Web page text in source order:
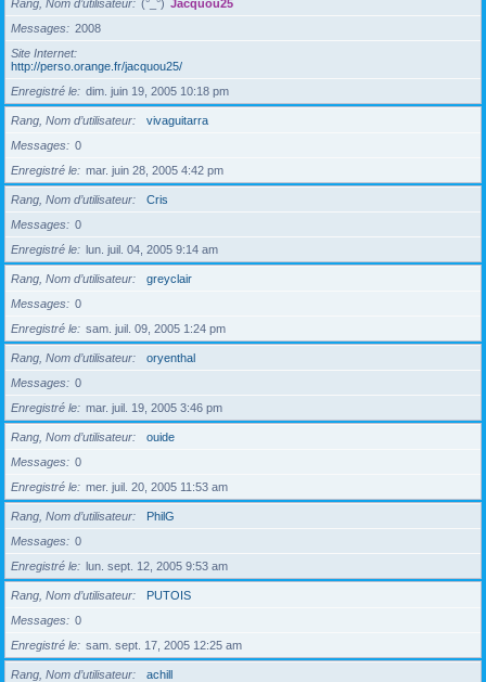
Rang, Nom d’utilisateur (°_°) Jacquou25
Messages
2008
Site Internet
http://perso.orange.fr/jacquou25/
Enregistré le
dim. juin 19, 2005 10:18 pm
Rang, Nom d’utilisateur
vivaguitarra
Messages
0
Enregistré le
mar. juin 28, 2005 4:42 pm
Rang, Nom d’utilisateur
Cris
Messages
0
Enregistré le
lun. juil. 04, 2005 9:14 am
Rang, Nom d’utilisateur
greyclair
Messages
0
Enregistré le
sam. juil. 09, 2005 1:24 pm
Rang, Nom d’utilisateur
oryenthal
Messages
0
Enregistré le
mar. juil. 19, 2005 3:46 pm
Rang, Nom d’utilisateur
ouide
Messages
0
Enregistré le
mer. juil. 20, 2005 11:53 am
Rang, Nom d’utilisateur
PhilG
Messages
0
Enregistré le
lun. sept. 12, 2005 9:53 am
Rang, Nom d’utilisateur
PUTOIS
Messages
0
Enregistré le
sam. sept. 17, 2005 12:25 am
Rang, Nom d’utilisateur
achill